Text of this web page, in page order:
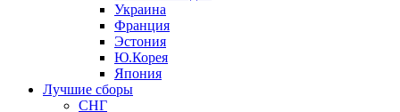
Украина
Франция
Эстония
Ю.Корея
Япония
Лучшие сборы
СНГ